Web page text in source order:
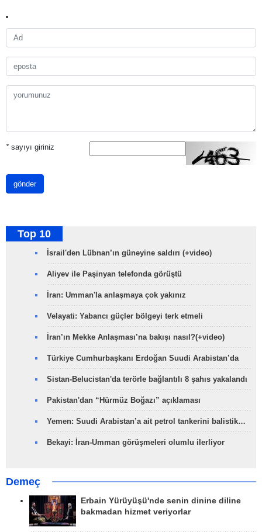
*sayıyı giriniz
gönder
Top 10
İsrail'den Lübnan’ın güneyine saldırı (+video)
Aliyev ile Paşinyan telefonda görüştü
İran: Umman'la anlaşmaya çok yakınız
Velayati: Yabancı güçler bölgeyi terk etmeli
İran’ın Mekke Anlaşması’na bakışı nasıl?(+video)
Türkiye Cumhurbaşkanı Erdoğan Suudi Arabistan’da
Sistan-Belucistan'da terörle bağlantılı 8 şahıs yakalandı
Pakistan'dan “Hürmüz Boğazı” açıklaması
Yemen: Suudi Arabistan’a ait petrol tankerini balistik…
Bekayi: İran-Umman görüşmeleri olumlu ilerliyor
Demeç
Erbain Yürüyüşü'nde senin dinine diline
bakmadan hizmet veriyorlar